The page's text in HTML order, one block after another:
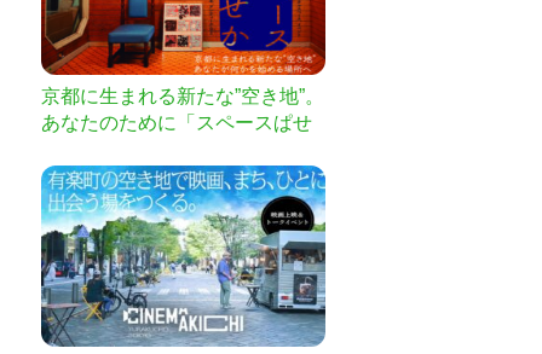
京都に生まれる新たな”空き地”。
あなたのために「スペースぱせ